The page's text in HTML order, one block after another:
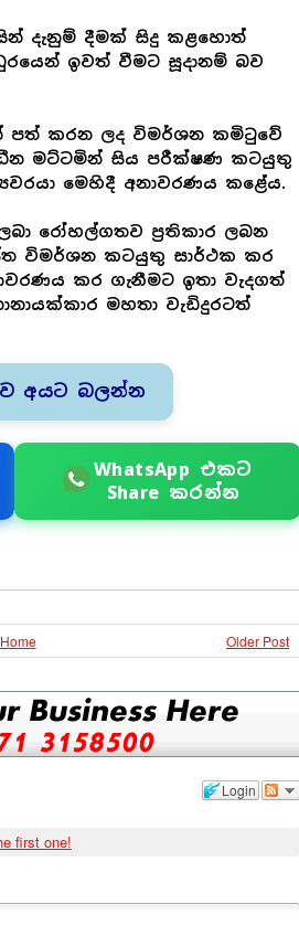
දැනුම් දීමක් සිදු කළහොත්
ඉවත් වීමට සූදානම් බව
පත් කරන ලද විමර්ශන කමිටුවේ
මට්ටමින් සිය පරීක්ෂණ කටයුතු
මෙහිදී අනාවරණය කළේය.
රෝහල්ගතව ප්‍රතිකාර ලබන
විමර්ශන කටයුතු සාර්ථක කර
කර ගැනීමට ඉතා වැදගත්
මහතා වැඩිදුරටත්
අයට බලන්න
WhatsApp එකට
Share කරන්න
Older Post
Home
Login
first one!